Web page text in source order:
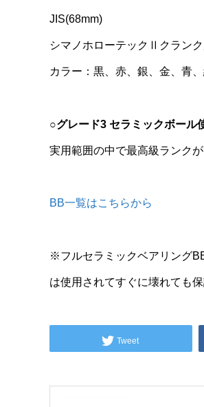
JIS(68mm)
シマノホローテックⅡクランク
カラー：黒、赤、銀、金、青
○グレード3 セラミックボール
実用範囲の中で最高級ランク
BB一覧はこちらから
※フルセラミックベアリング
は使用されてすぐに壊れても
Tweet